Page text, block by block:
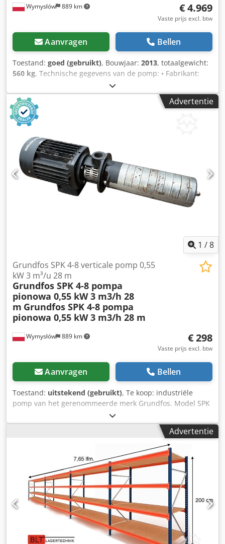
Wymysłów 889 km € 4.969
Vaste prijs excl. btw
Aanvragen Bellen
Toestand: goed (gebruikt), Bouwjaar: 2013, totaalgewicht:
560 kg, Technische gegevens van de pomp: • Fabrikant:
KSB • Type: ETIC D 65 / 45-1 • Capaciteit: Q = 45 m³/u •
Opvoerhoogte: H = 182,19 m • Bouwjaar: 2013 •
Flensaansluitingen (visueel DN150 – zie foto’s) • Robuuste,
industriële constructie • Pomp gedemonteerd uit
industriële installatie Elektromotor: • Fabrikant: Siemens
Cedsydv I Dopfx Am Rjha • Vermogen: 37 kW • Voeding: 3-
fasen • Toerental: ca. 2950 tpm (50 Hz) • Industriële
uitvoering, koeling IC411 • Montage: IM B3 • Motor
gemonteerd op frame samen met de pomp Staat: •
Technische staat: gebruikt • Visueel normale
gebruikssporen, geen scheuren of beschadigingen aan de
behuizing • Assen en flenzen compleet (zichtbaar op de
foto’s) • Wordt verkocht als set: pomp + motor + frame
Advertentie
1 /8
Wymysłów 889 km
Grundfos SPK 4-8 verticale pomp 0,55
kW 3 m³/u 28 m
Grundfos SPK 4-8 pompa
pionowa 0,55 kW 3 m3/h 28
m Grundfos SPK 4-8 pompa
pionowa 0,55 kW 3 m3/h 28 m
€ 298
Vaste prijs excl. btw
Aanvragen Bellen
Toestand: uitstekend (gebruikt), Te koop: industriële
pomp van het gerenommeerde merk Grundfos. Model SPK
4-8 – verticale meertrapspomp ontworpen voor schone
vloeistoffen, koelvloeistof, industriële installaties en CNC-
machines. Technische gegevens: Fabrikant: Grundfos
Model: SPK 4-8 A-A-A Vermogen: 0,55 kW Toerental: 2850
tpm Capaciteit: ca. 3 m³/u Opvoerhoogte: tot 28 m
Mediumtemperatuur: max. 90°C Land van productie:
Denemarken Staat: Gebruikt, functioneert goed.
Codpfoywpahox Am Reha Zichtbare gebruikssporen
(krassen, lichte sporen van corrosie – zie foto's). Scheur
zichtbaar op de behuizing bij de aansluiting – beïnvloedt
de werking niet (te controleren door de koper).
Advertentie